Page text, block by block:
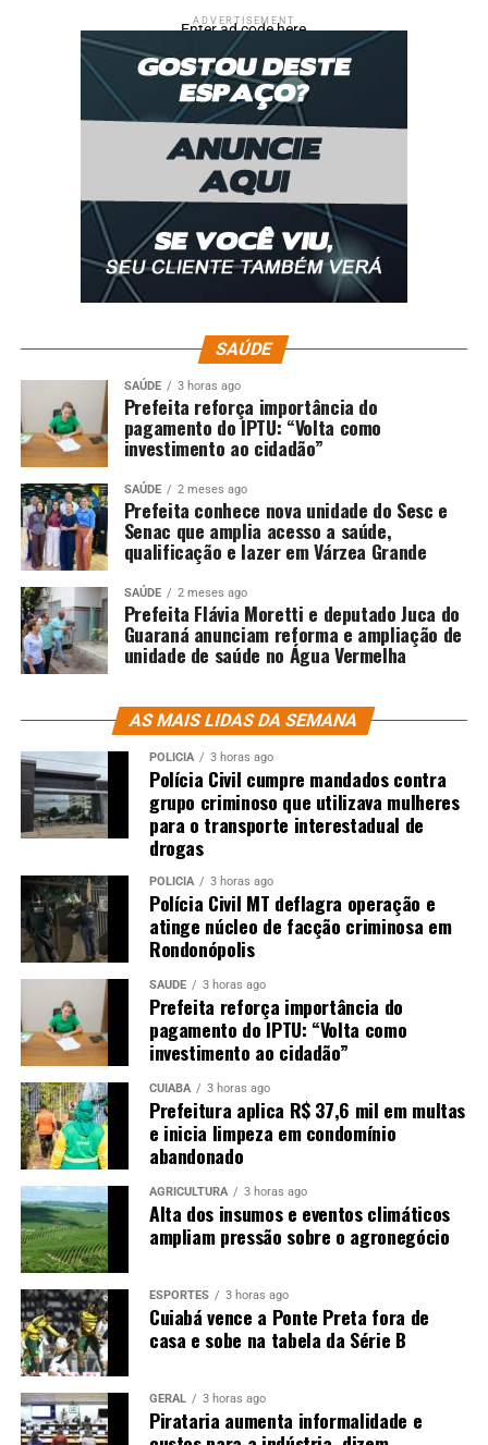
ADVERTISEMENT
Enter ad code here
SAÚDE
SAÚDE 3 horas ago
Prefeita reforça importância do
pagamento do IPTU: “Volta como
investimento ao cidadão”
SAÚDE 2 meses ago
Prefeita conhece nova unidade do Sesc e
Senac que amplia acesso a saúde,
qualificação e lazer em Várzea Grande
SAÚDE 2 meses ago
Prefeita Flávia Moretti e deputado Juca do
Guaraná anunciam reforma e ampliação de
unidade de saúde no Água Vermelha
AS MAIS LIDAS DA SEMANA
POLÍCIA 3 horas ago
Polícia Civil cumpre mandados contra
grupo criminoso que utilizava mulheres
para o transporte interestadual de
drogas
POLÍCIA 3 horas ago
Polícia Civil MT deflagra operação e
atinge núcleo de facção criminosa em
Rondonópolis
SAÚDE 3 horas ago
Prefeita reforça importância do
pagamento do IPTU: “Volta como
investimento ao cidadão”
CUIABÁ 3 horas ago
Prefeitura aplica R$ 37,6 mil em multas
e inicia limpeza em condomínio
abandonado
AGRICULTURA 3 horas ago
Alta dos insumos e eventos climáticos
ampliam pressão sobre o agronegócio
ESPORTES 3 horas ago
Cuiabá vence a Ponte Preta fora de
casa e sobe na tabela da Série B
GERAL 3 horas ago
Pirataria aumenta informalidade e